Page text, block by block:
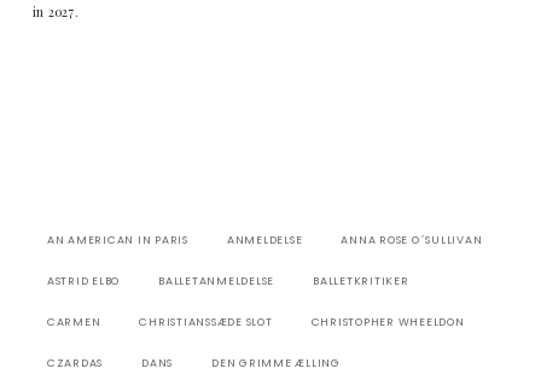
in 2027.
AN AMERICAN IN PARIS ANMELDELSE ANNA ROSE O´SULLIVAN
ASTRID ELBO BALLETANMELDELSE BALLETKRITIKER
CARMEN CHRISTIANSSÆDE SLOT CHRISTOPHER WHEELDON
CZARDAS DANS DEN GRIMME ÆLLING